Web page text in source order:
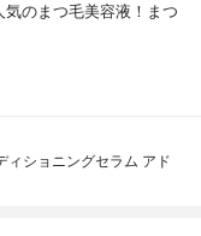
のまつ毛美容液！まつ
ィショニングセラム アド